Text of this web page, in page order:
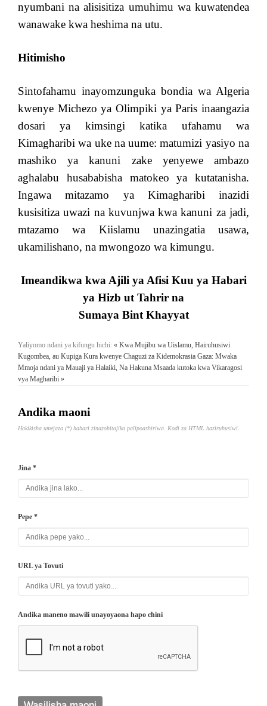
nyumbani na alisisitiza umuhimu wa kuwatendea
wanawake kwa heshima na utu.
Hitimisho
Sintofahamu inayomzunguka bondia wa Algeria
kwenye Michezo ya Olimpiki ya Paris inaangazia
dosari ya kimsingi katika ufahamu wa
Kimagharibi wa uke na uume: matumizi yasiyo na
mashiko ya kanuni zake yenyewe ambazo
aghalabu husababisha matokeo ya kutatanisha.
Ingawa mitazamo ya Kimagharibi inazidi
kusisitiza uwazi na kuvunjwa kwa kanuni za jadi,
mtazamo wa Kiislamu unazingatia usawa,
ukamilishano, na mwongozo wa kimungu.
Imeandikwa kwa Ajili ya Afisi Kuu ya Habari
ya Hizb ut Tahrir na
Sumaya Bint Khayyat
Yaliyomo ndani ya kifungu hichi: « Kwa Mujibu wa Uislamu, Hairuhusiwi
Kugombea, au Kupiga Kura kwenye Chaguzi za Kidemokrasia Gaza: Mwaka
Mmoja ndani ya Mauaji ya Halaiki, Na Hakuna Msaada kutoka kwa Vikaragosi
vya Magharibi »
Andika maoni
Hakikisha umejaza (*) habari zinazohitajika palipoashiriwa. Kodi za HTML haziruhusiwi.
Jina *
Pepe *
URL ya Tovuti
Andika maneno mawili unayoyaona hapo chini